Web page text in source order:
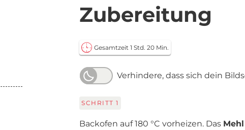
Zubereitung
Gesamtzeit 1 Std. 20 Min.
Verhindere, dass sich dein
SCHRITT 1
Backofen auf 180 °C vorheizen. Das Mehl